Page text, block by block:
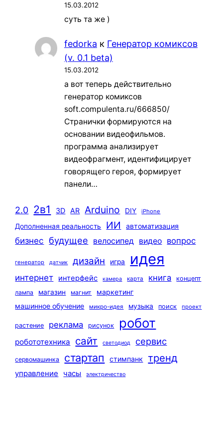
15.03.2012
суть та же )
fedorka к Генератор комиксов
(v. 0.1 beta)
15.03.2012
а вот теперь действительно
генератор комиксов
soft.compulenta.ru/666850/
Странички формируются на
основании видеофильмов.
программа анализирует
видеофрагмент, идентифицирует
говорящего героя, формирует
панели…
2.0 2в1 3D AR Arduino DIY iPhone
Дополненная реальность ИИ автоматизация
бизнес будущее велосипед видео вопрос
генератор датчик дизайн игра идея
интернет интерфейс камера карта книга
концепт
лампа
магазин магнит
маркетинг
машинное обучение
микро-идея музыка поиск проект
растение реклама рисунок робот
робототехника сайт светодиод сервис
сервомашинка стартап стимпанк тренд
управление часы электричество